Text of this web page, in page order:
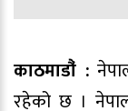
काठमाडौ‍ं :
रहेको छ ।